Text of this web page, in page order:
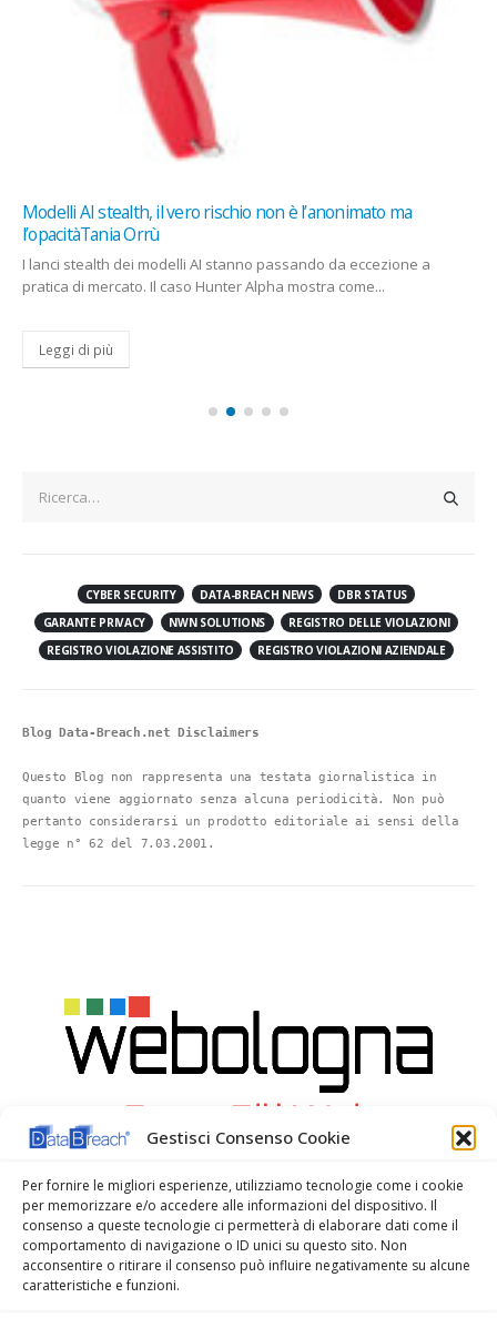
Gestisci Consenso Cookie
Per fornire le migliori esperienze, utilizziamo tecnologie come i cookie
per memorizzare e/o accedere alle informazioni del dispositivo. Il
consenso a queste tecnologie ci permetterà di elaborare dati come il
comportamento di navigazione o ID unici su questo sito. Non
acconsentire o ritirare il consenso può influire negativamente su alcune
caratteristiche e funzioni.
Modelli AI stealth, il vero rischio non è l’anonimato ma
l’opacitàTania Orrù
I lanci stealth dei modelli AI stanno passando da eccezione a
pratica di mercato. Il caso Hunter Alpha mostra come...
Leggi di più
CYBER SECURITY DATA-BREACH NEWS
DBR STATUS
GARANTE PRIVACY
NWN SOLUTIONS
REGISTRO DELLE VIOLAZIONI
REGISTRO VIOLAZIONE ASSISTITO
REGISTRO VIOLAZIONI AZIENDALE
Blog Data-Breach.net Disclaimers
Questo Blog non rappresenta una testata giornalistica in
quanto viene aggiornato senza alcuna periodicità. Non può
pertanto considerarsi un prodotto editoriale ai sensi della
legge n° 62 del 7.03.2001.